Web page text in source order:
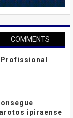
COMMENTS
ipiraense